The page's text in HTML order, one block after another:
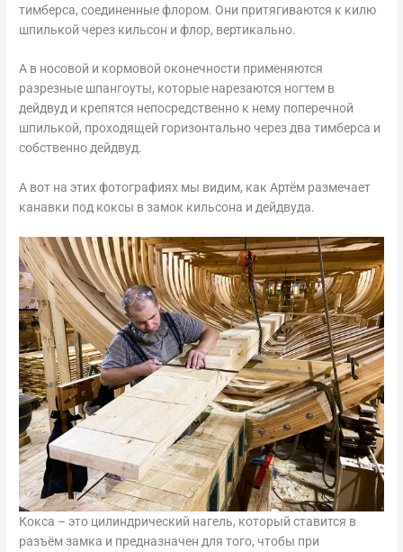
тимберса, соединенные флором. Они притягиваются к килю
шпилькой через кильсон и флор, вертикально.
А в носовой и кормовой оконечности применяются
разрезные шпангоуты, которые нарезаются ногтем в
дейдвуд и крепятся непосредственно к нему поперечной
шпилькой, проходящей горизонтально через два тимберса и
собственно дейдвуд.
А вот на этих фотографиях мы видим, как Артём размечает
канавки под коксы в замок кильсона и дейдвуда.
Кокса – это цилиндрический нагель, который ставится в
разъём замка и предназначен для того, чтобы при